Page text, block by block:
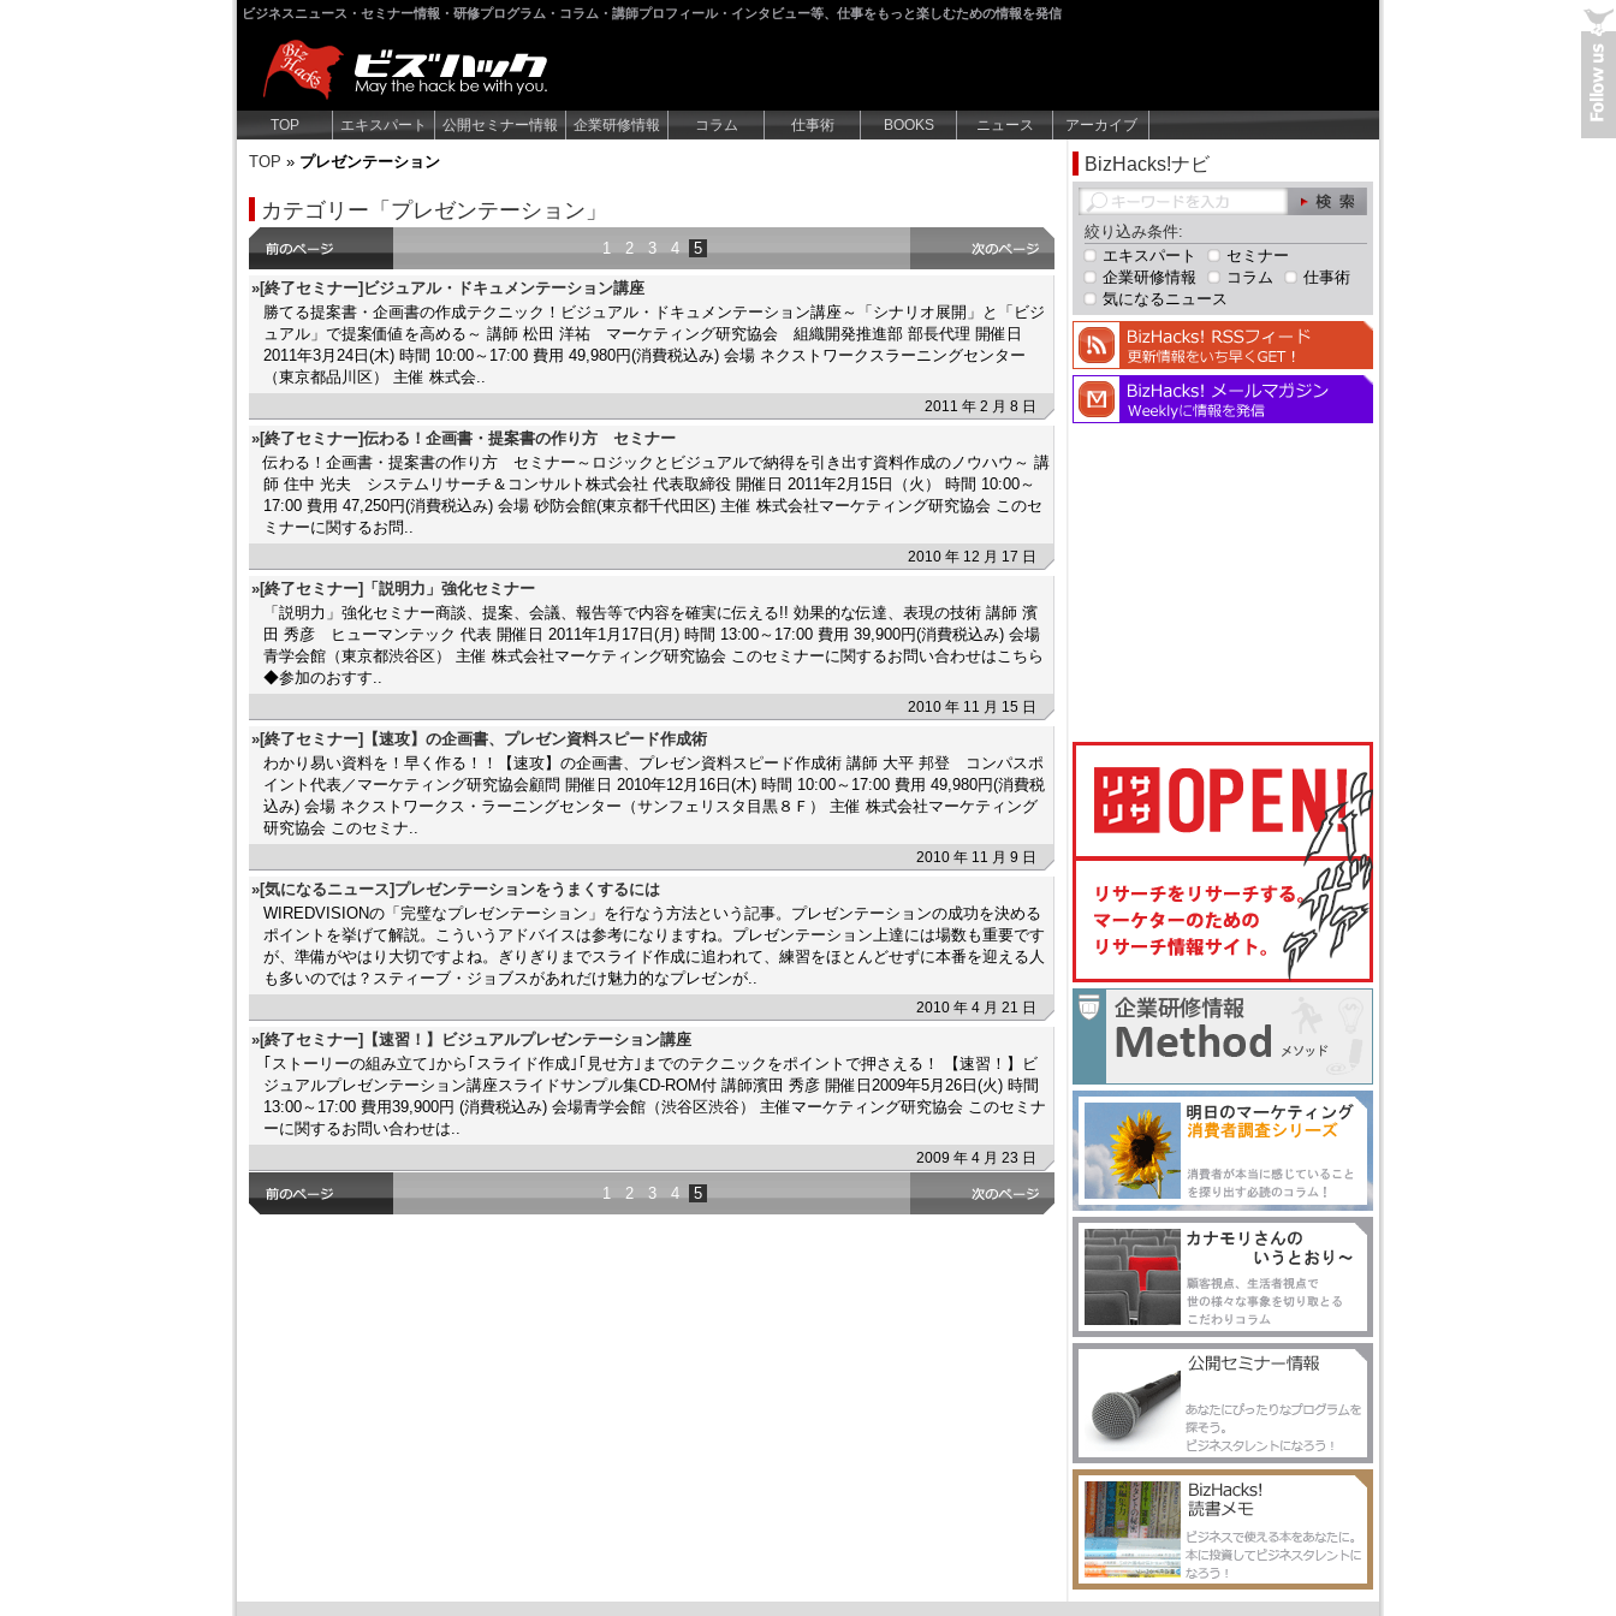
ビジネスニュース・セミナー情報・研修プログラム・コラム・講師プロフィール・インタビュー等、仕事をもっと楽しむための情報を発信
TOP エキスパート 公開セミナー情報 企業研修情報 コラム 仕事術 BOOKS ニュース アーカイブ
TOP » プレゼンテーション
カテゴリー「プレゼンテーション」
1 2 3 4 5
»[終了セミナー]ビジュアル・ドキュメンテーション講座
勝てる提案書・企画書の作成テクニック！ビジュアル・ドキュメンテーション講座～「シナリオ展開」と「ビジ
ュアル」で提案価値を高める～ 講師 松田 洋祐 マーケティング研究協会 組織開発推進部 部長代理 開催日
2011年3月24日(木) 時間 10:00～17:00 費用 49,980円(消費税込み) 会場 ネクストワークスラーニングセンター
（東京都品川区） 主催 株式会..
2011 年 2 月 8 日
»[終了セミナー]伝わる！企画書・提案書の作り方 セミナー
伝わる！企画書・提案書の作り方 セミナー～ロジックとビジュアルで納得を引き出す資料作成のノウハウ～ 講
師 住中 光夫 システムリサーチ＆コンサルト株式会社 代表取締役 開催日 2011年2月15日（火） 時間 10:00～
17:00 費用 47,250円(消費税込み) 会場 砂防会館(東京都千代田区) 主催 株式会社マーケティング研究協会 このセ
ミナーに関するお問..
2010 年 12 月 17 日
»[終了セミナー]「説明力」強化セミナー
「説明力」強化セミナー商談、提案、会議、報告等で内容を確実に伝える!! 効果的な伝達、表現の技術 講師 濱
田 秀彦 ヒューマンテック 代表 開催日 2011年1月17日(月) 時間 13:00～17:00 費用 39,900円(消費税込み) 会場
青学会館（東京都渋谷区） 主催 株式会社マーケティング研究協会 このセミナーに関するお問い合わせはこちら
◆参加のおすす..
2010 年 11 月 15 日
»[終了セミナー]【速攻】の企画書、プレゼン資料スピード作成術
わかり易い資料を！早く作る！！【速攻】の企画書、プレゼン資料スピード作成術 講師 大平 邦登 コンパスポ
イント代表／マーケティング研究協会顧問 開催日 2010年12月16日(木) 時間 10:00～17:00 費用 49,980円(消費税
込み) 会場 ネクストワークス・ラーニングセンター（サンフェリスタ目黒８Ｆ） 主催 株式会社マーケティング
研究協会 このセミナ..
2010 年 11 月 9 日
»[気になるニュース]プレゼンテーションをうまくするには
WIREDVISIONの「完璧なプレゼンテーション」を行なう方法という記事。プレゼンテーションの成功を決める
ポイントを挙げて解説。こういうアドバイスは参考になりますね。プレゼンテーション上達には場数も重要です
が、準備がやはり大切ですよね。ぎりぎりまでスライド作成に追われて、練習をほとんどせずに本番を迎える人
も多いのでは？スティーブ・ジョブスがあれだけ魅力的なプレゼンが..
2010 年 4 月 21 日
»[終了セミナー]【速習！】ビジュアルプレゼンテーション講座
｢ストーリーの組み立て｣から｢スライド作成｣｢見せ方｣までのテクニックをポイントで押さえる！ 【速習！】ビ
ジュアルプレゼンテーション講座スライドサンプル集CD-ROM付 講師濱田 秀彦 開催日2009年5月26日(火) 時間
13:00～17:00 費用39,900円 (消費税込み) 会場青学会館（渋谷区渋谷） 主催マーケティング研究協会 このセミナ
ーに関するお問い合わせは..
2009 年 4 月 23 日
1 2 3 4 5
BizHacks!ナビ
絞り込み条件:
エキスパート
セミナー
企業研修情報
コラム
仕事術
気になるニュース